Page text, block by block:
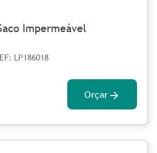
Impermeável
LP186018
Orçar